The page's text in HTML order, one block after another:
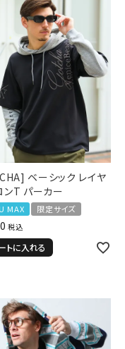
ベーシック レイヤ
ンT パーカー
MAX 限定サイズ
税込
トに入れる